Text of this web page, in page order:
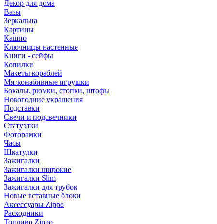
Декор для дома
Вазы
Зеркальца
Картины
Кашпо
Ключницы настенные
Книги - сейфы
Копилки
Макеты кораблей
Мягконабивные игрушки
Бокалы, рюмки, стопки, штофы
Новогодние украшения
Подставки
Свечи и подсвечники
Статуэтки
Фоторамки
Часы
Шкатулки
Зажигалки
Зажигалки широкие
Зажигалки Slim
Зажигалки для трубок
Новые вставные блоки
Аксессуары Zippo
Расходники
Топливо Zippo